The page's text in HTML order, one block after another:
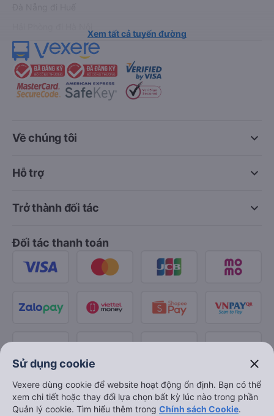
Xem tất cả tuyến đường
keyboard_arrow_down
Về chúng tôi
keyboard_arrow_down
Hỗ trợ
keyboard_arrow_down
Trở thành đối tác
Đối tác thanh toán
Sử dụng cookie close
Vexere dùng cookie để website hoạt động ổn định. Bạn có thể
xem chi tiết hoặc thay đổi lựa chọn bất kỳ lúc nào trong phần
Quản lý cookie. Tìm hiểu thêm trong Chính sách Cookie.